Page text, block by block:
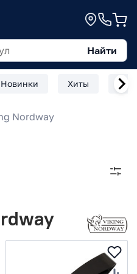
Найти
Новинки Хиты
Nordway